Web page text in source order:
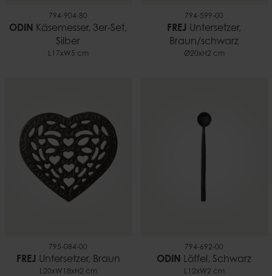
794-904-80
ODIN
Käsemesser, 3er-Set,
Silber
L17xW5 cm
794-599-00
FREJ Untersetzer,
Braun/schwarz
Ø20xH2 cm
795-084-00
FREJ Untersetzer, Braun
L20xW18xH2 cm
794-692-00
ODIN Löffel, Schwarz
L12xW2 cm